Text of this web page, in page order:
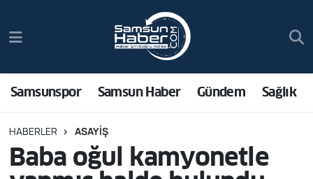
Samsunspor Samsun Haber Gündem Sağlık
HABERLER ASAYIŞ
Baba oğul kamyonetle
Samsun Haber
Sağlık
Asayiş
Trafik Durumu
Süper Lig Puan Durumu ve Fikstür
Tüm Manşetler